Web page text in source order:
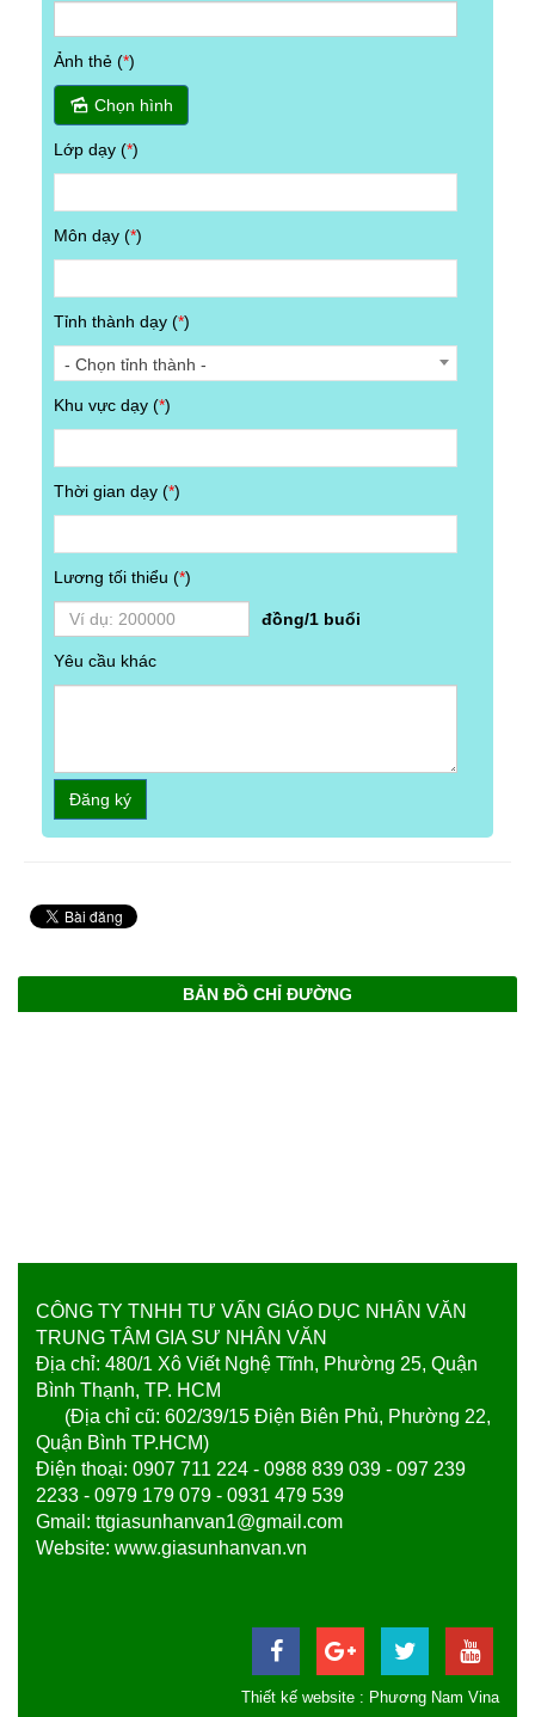
Ảnh thẻ (*)
Chọn hình
Lớp dạy (*)
Môn dạy (*)
Tỉnh thành dạy (*)
- Chọn tỉnh thành -
Khu vực dạy (*)
Thời gian dạy (*)
Lương tối thiểu (*)
đồng/1 buổi
Yêu cầu khác
Đăng ký
BẢN ĐỒ CHỈ ĐƯỜNG
CÔNG TY TNHH TƯ VẤN GIÁO DỤC NHÂN VĂN
TRUNG TÂM GIA SƯ NHÂN VĂN
Địa chỉ: 480/1 Xô Viết Nghệ Tĩnh, Phường 25, Quận
Bình Thạnh, TP. HCM
(Địa chỉ cũ: 602/39/15 Điện Biên Phủ, Phường 22,
Quận Bình TP.HCM)
Điện thoại: 0907 711 224 - 0988 839 039 - 097 239
2233 - 0979 179 079 - 0931 479 539
Gmail: ttgiasunhanvan1@gmail.com
Website: www.giasunhanvan.vn
Thiết kế website : Phương Nam Vina